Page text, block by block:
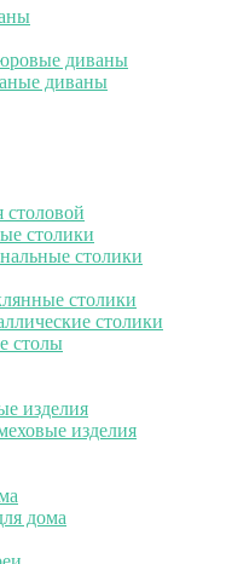
диваны
диваны
столовой
столики
столики
столики
столики
столы
изделия
изделия
дома